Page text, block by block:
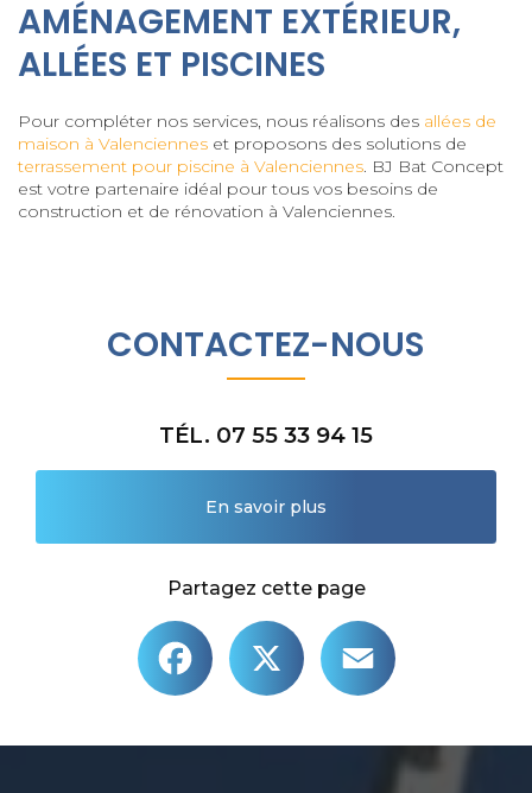
AMÉNAGEMENT EXTÉRIEUR,
ALLÉES ET PISCINES
Pour compléter nos services, nous réalisons des allées de
maison à Valenciennes et proposons des solutions de
terrassement pour piscine à Valenciennes. BJ Bat Concept
est votre partenaire idéal pour tous vos besoins de
construction et de rénovation à Valenciennes.
CONTACTEZ-NOUS
TÉL. 07 55 33 94 15
En savoir plus
Partagez cette page
Facebook